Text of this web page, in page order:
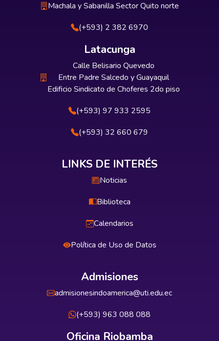
Machala y Sabanilla Sector Quito norte
(+593) 2 382 6970
Latacunga
Calle Belisario Quevedo
Entre Padre Salcedo y Guayaquil
Edificio Sindicato de Choferes 2do piso
(+593) 97 933 2595
(+593) 32 660 679
LINKS DE INTERÉS
Noticias
Biblioteca
Calendarios
Política de Uso de Datos
Admisiones
admisionesindoamerica@uti.edu.ec
(+593) 963 088 088
Oficina Riobamba